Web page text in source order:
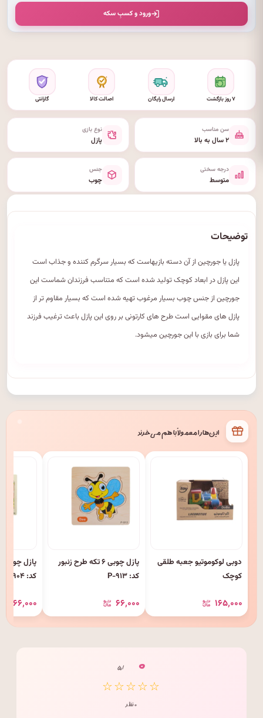
ورود و کسبِ سکه
۷ روز بازگشت ارسال رایگان اصالت کالا گارانتی
سن مناسب
۲ سال به بالا
نوع بازی
پازل
درجه سختی
متوسط
جنس
چوب
توضیحات
پازل یا جورچین از آن دسته بازیهاست که بسیار سرگرم کننده و جذاب است
این پازل در ابعاد کوچک تولید شده است که متناسب فرزندان شماست این
جورچین از جنس چوب بسیار مرغوب تهیه شده است که بسیار مقاوم تر از
پازل های مقوایی است طرح های کارتونی بر روی این پازل باعث ترغیب فرزند
شما برای بازی با این جورچین میشود.
این‌ها را معمولاً با هم می‌خرند
دوبی لوکوموتیو جعبه طلقی
کوچک
۱۶۵٬۰۰۰
پازل چوبی ۶ تکه طرح زنبور
کد: P-۹۱۳
۶۶٬۰۰۰
کد: P-۹۰۴
۶۶٬۰۰۰
۰ / ۵
☆☆☆☆☆
۰ نظر